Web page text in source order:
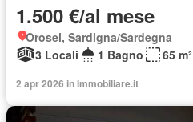
1.500 €/al mese
Orosei, Sardigna/Sardegna
3 Locali
1 Bagno 65 m²
2 apr 2026 in Immobiliare.it